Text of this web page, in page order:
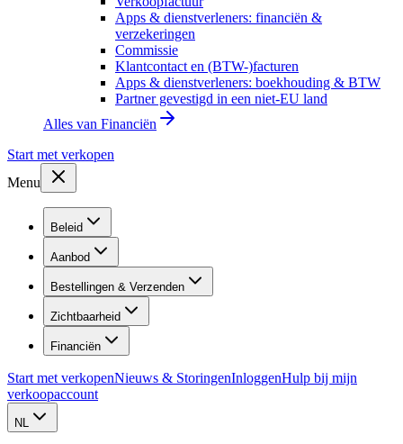
Apps & dienstverleners: financiën &
verzekeringen
Commissie
Klantcontact en (BTW-)facturen
Apps & dienstverleners: boekhouding & BTW
Partner gevestigd in een niet-EU land
Alles van Financiën
Start met verkopen
Menu
Beleid
Aanbod
Bestellingen & Verzenden
Zichtbaarheid
Financiën
Start met verkopenNieuws & StoringenInloggenHulp bij mijn
verkoopaccount
NL